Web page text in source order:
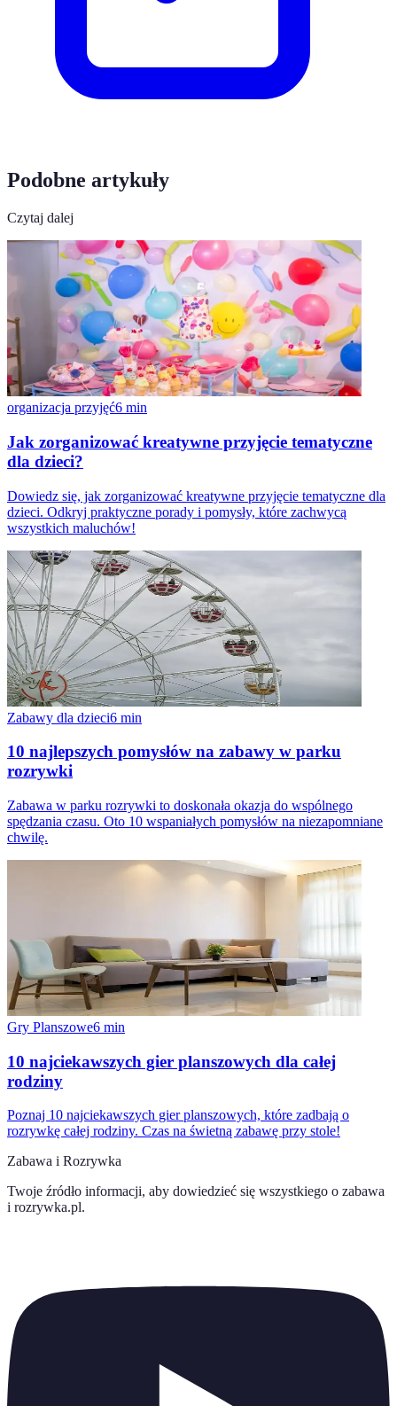
Podobne artykuły
Czytaj dalej
organizacja przyjęć6 min
Jak zorganizować kreatywne przyjęcie tematyczne
dla dzieci?
Dowiedz się, jak zorganizować kreatywne przyjęcie tematyczne dla
dzieci. Odkryj praktyczne porady i pomysły, które zachwycą
wszystkich maluchów!
Zabawy dla dzieci6 min
10 najlepszych pomysłów na zabawy w parku
rozrywki
Zabawa w parku rozrywki to doskonała okazja do wspólnego
spędzania czasu. Oto 10 wspaniałych pomysłów na niezapomniane
chwilę.
Gry Planszowe6 min
10 najciekawszych gier planszowych dla całej
rodziny
Poznaj 10 najciekawszych gier planszowych, które zadbają o
rozrywkę całej rodziny. Czas na świetną zabawę przy stole!
Zabawa i Rozrywka
Twoje źródło informacji, aby dowiedzieć się wszystkiego o zabawa
i rozrywka.pl.